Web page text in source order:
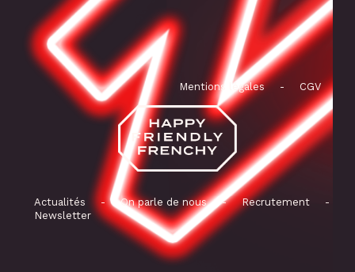
Mentions légales - CGV
Actualités - On parle de nous - Recrutement
-
Newsletter